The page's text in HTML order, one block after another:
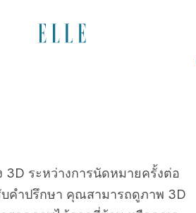
ระหว่างการนัดหมายครั้งต่อ
บคำปรึกษา คุณสามารถดูภาพ 3D